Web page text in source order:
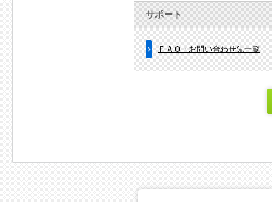
サポート
ＦＡＱ・お問い合わせ先一覧